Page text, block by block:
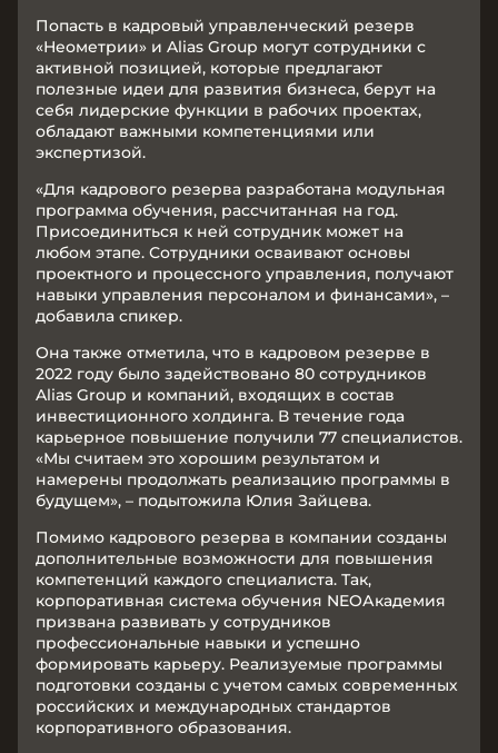
Попасть в кадровый управленческий резерв
«Неометрии» и Alias Group могут сотрудники с
активной позицией, которые предлагают
полезные идеи для развития бизнеса, берут на
себя лидерские функции в рабочих проектах,
обладают важными компетенциями или
экспертизой.
«Для кадрового резерва разработана модульная
программа обучения, рассчитанная на год.
Присоединиться к ней сотрудник может на
любом этапе. Сотрудники осваивают основы
проектного и процессного управления, получают
навыки управления персоналом и финансами», –
добавила спикер.
Она также отметила, что в кадровом резерве в
2022 году было задействовано 80 сотрудников
Alias Group и компаний, входящих в состав
инвестиционного холдинга. В течение года
карьерное повышение получили 77 специалистов.
«Мы считаем это хорошим результатом и
намерены продолжать реализацию программы в
будущем», – подытожила Юлия Зайцева.
Помимо кадрового резерва в компании созданы
дополнительные возможности для повышения
компетенций каждого специалиста. Так,
корпоративная система обучения NEOАкадемия
призвана развивать у сотрудников
профессиональные навыки и успешно
формировать карьеру. Реализуемые программы
подготовки созданы с учетом самых современных
российских и международных стандартов
корпоративного образования.